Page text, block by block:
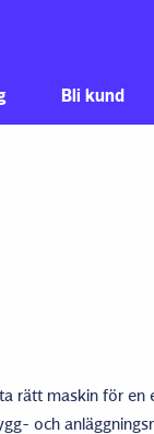
Bli kund
rätt maskin för
och